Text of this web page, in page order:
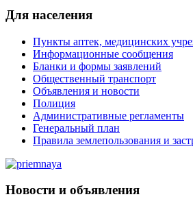
Для населения
Пункты аптек, медицинских
Информационные сообщения
Бланки и формы заявлений
Общественный транспорт
Объявления и новости
Полиция
Административные регламенты
Генеральный план
Правила землепользования и
Новости и объявления